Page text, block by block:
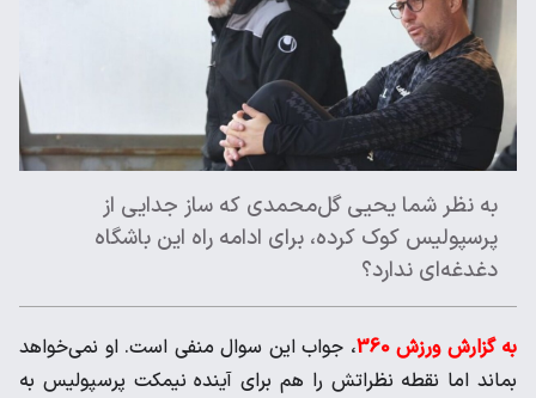
به نظر شما یحیی گل‌محمدی که ساز جدایی از
پرسپولیس کوک کرده، برای ادامه راه این باشگاه
دغدغه‌ای ندارد؟
به گزارش ورزش 360
، جواب این سوال منفی است. او نمی‌خواهد
بماند اما نقطه نظراتش را هم برای آینده نیمکت پرسپولیس به